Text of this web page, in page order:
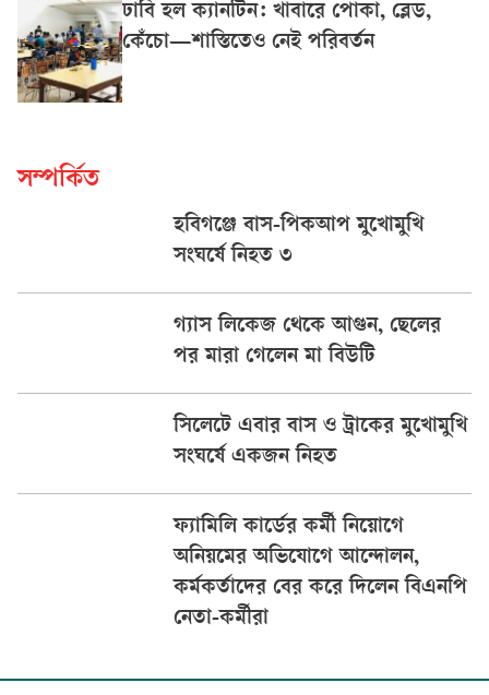
ঢাবি হল ক্যানটিন: খাবারে পোকা, ব্লেড,
কেঁচো—শাস্তিতেও নেই পরিবর্তন
সম্পর্কিত
হবিগঞ্জে বাস-পিকআপ মুখোমুখি
সংঘর্ষে নিহত ৩
গ্যাস লিকেজ থেকে আগুন, ছেলের
পর মারা গেলেন মা বিউটি
সিলেটে এবার বাস ও ট্রাকের মুখোমুখি
সংঘর্ষে একজন নিহত
ফ্যামিলি কার্ডের কর্মী নিয়োগে
অনিয়মের অভিযোগে আন্দোলন,
কর্মকর্তাদের বের করে দিলেন বিএনপি
নেতা-কর্মীরা